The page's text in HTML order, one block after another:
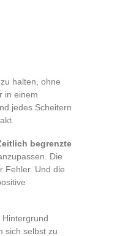
halten, ohne
in einem
jedes Scheitern
begrenzte
Die
Fehler. Und die
sich selbst zu